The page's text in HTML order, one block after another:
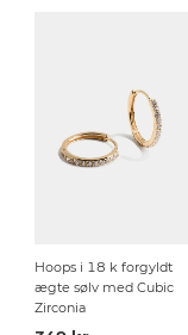
Hoops i 18 k forgyldt
ægte sølv med Cubic
Zirconia